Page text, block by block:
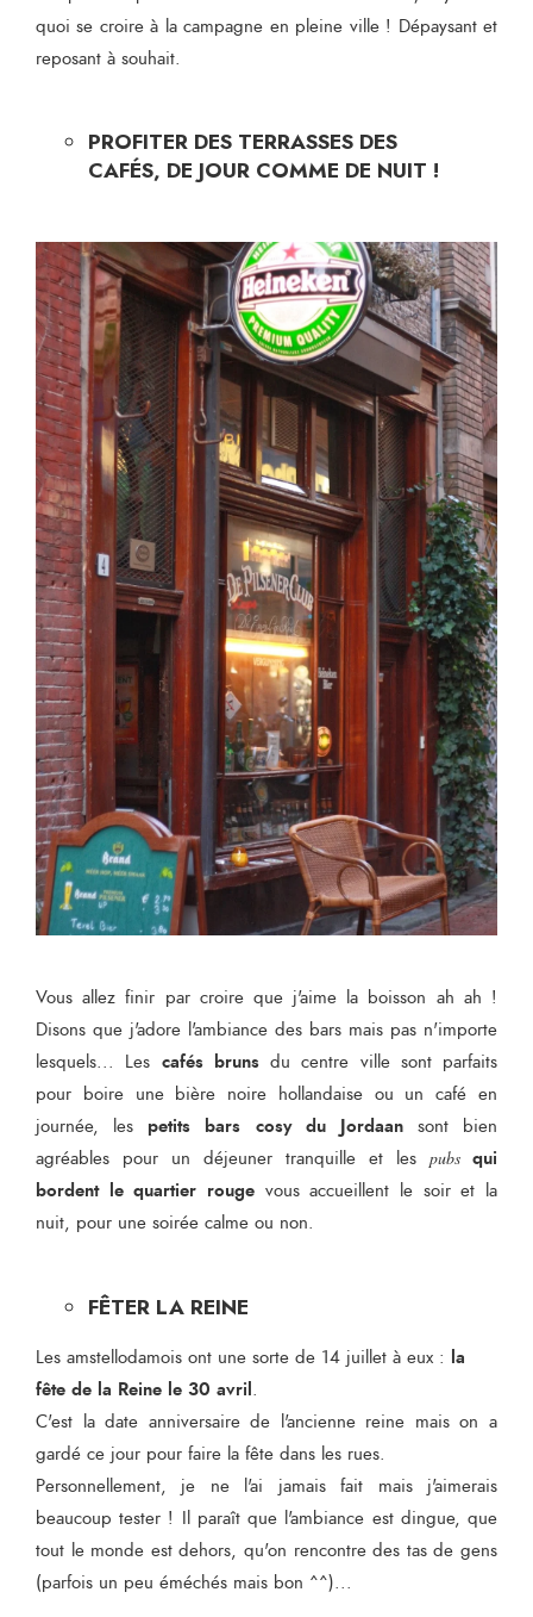
quoi se croire à la campagne en pleine ville ! Dépaysant et
reposant à souhait.
PROFITER DES TERRASSES DES
CAFÉS, DE JOUR COMME DE NUIT !
Vous allez finir par croire que j'aime la boisson ah ah !
Disons que j'adore l'ambiance des bars mais pas n'importe
lesquels... Les cafés brunsdu centre ville sont parfaits
pour boire une bière noire hollandaise ou un café en
journée, les petits bars cosy du Jordaansont bien
agréables pour un déjeuner tranquille et les pubs qui
bordent le quartier rouge vous accueillent le soir et la
nuit, pour une soirée calme ou non.
FÊTER LA REINE
Les amstellodamois ont une sorte de 14 juillet à eux : la
fête de la Reine le 30 avril.
C'est la date anniversaire de l'ancienne reine mais on a
gardé ce jour pour faire la fête dans les rues.
Personnellement, je ne l'ai jamais fait mais j'aimerais
beaucoup tester ! Il paraît que l'ambiance est dingue, que
tout le monde est dehors, qu'on rencontre des tas de gens
(parfois un peu éméchés mais bon ^^)...